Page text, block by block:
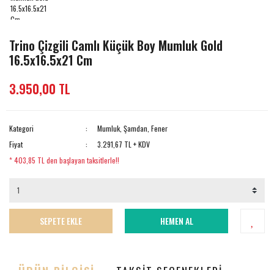
Trino Çizgili Camlı Küçük Boy Mumluk Gold
16.5x16.5x21 Cm
3.950,00 TL
Kategori
Mumluk, Şamdan, Fener
Fiyat
3.291,67 TL + KDV
* 403,85 TL den başlayan taksitlerle!!
SEPETE EKLE HEMEN AL